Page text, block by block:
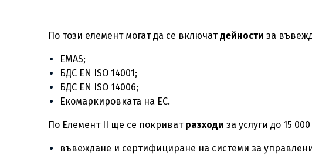
По този елемент могат да се включатдейности за
EMAS;
БДС EN ISO 14001;
БДС EN ISO 14006;
Екомаркировката на ЕС.
По Елемент II ще се покриват разходи за услуги до 15
въвеждане и сертифициране на системи за